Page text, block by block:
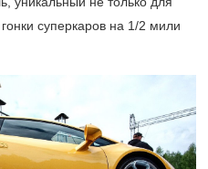
суперкаров на 1/2 мили